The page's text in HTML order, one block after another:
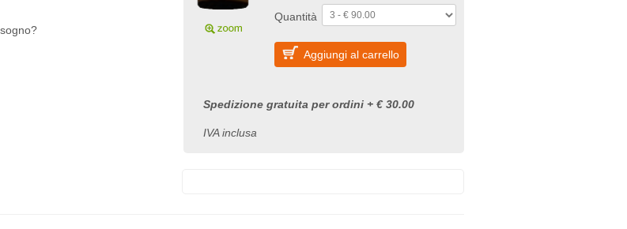
Quantità
Aggiungi al carrello
Spedizione gratuita per ordini + € 30.00
IVA inclusa